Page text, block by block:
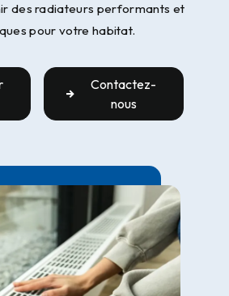
des radiateurs performants et
pour votre habitat.
Contactez-
nous